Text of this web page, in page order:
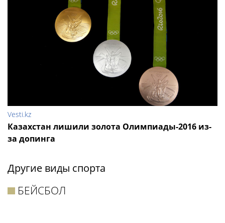
Vesti.kz
Казахстан лишили золота Олимпиады-2016 из-
за допинга
Другие виды спорта
БЕЙСБОЛ